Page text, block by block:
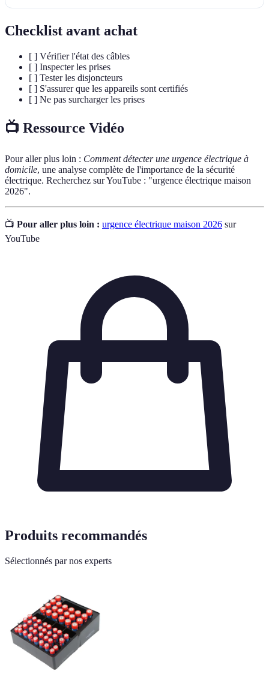
Checklist avant achat
[ ] Vérifier l'état des câbles
[ ] Inspecter les prises
[ ] Tester les disjoncteurs
[ ] S'assurer que les appareils sont certifiés
[ ] Ne pas surcharger les prises
📺 Ressource Vidéo
Pour aller plus loin : Comment détecter une urgence électrique à
domicile, une analyse complète de l'importance de la sécurité
électrique. Recherchez sur YouTube : "urgence électrique maison
2026".
📺 Pour aller plus loin : urgence électrique maison 2026 sur
YouTube
Produits recommandés
Sélectionnés par nos experts